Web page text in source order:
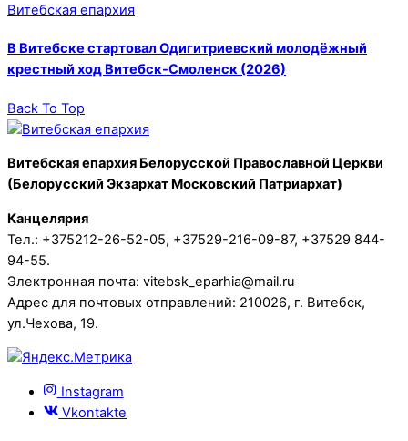
Витебская епархия
В Витебске стартовал Одигитриевский молодёжный
крестный ход Витебск-Смоленск (2026)
Back To Top
Витебская епархия Белорусской Православной Церкви
(Белорусский Экзархат Московский Патриархат)
Канцелярия
Тел.: +375212-26-52-05, +37529-216-09-87, +37529 844-
94-55.
Электронная почта: vitebsk_eparhia@mail.ru
Адрес для почтовых отправлений: 210026, г. Витебск,
ул.Чехова, 19.
Instagram
Vkontakte